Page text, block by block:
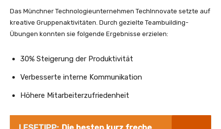
Das Münchner Technologieunternehmen TechInnovate setzte auf
kreative Gruppenaktivitäten. Durch gezielte Teambuilding-
Übungen konnten sie folgende Ergebnisse erzielen:
30% Steigerung der Produktivität
Verbesserte interne Kommunikation
Höhere Mitarbeiterzufriedenheit